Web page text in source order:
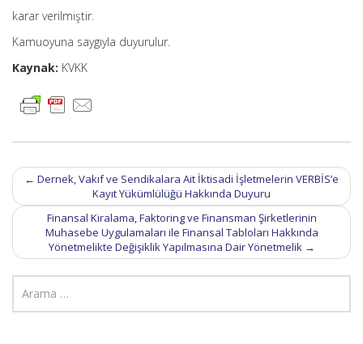
karar verilmiştir.
Kamuoyuna saygıyla duyurulur.
Kaynak: KVKK
Post
navigation
← Dernek, Vakıf ve Sendikalara Ait İktisadi İşletmelerin VERBİS’e
Kayıt Yükümlülüğü Hakkında Duyuru
Finansal Kiralama, Faktoring ve Finansman Şirketlerinin
Muhasebe Uygulamaları ile Finansal Tabloları Hakkında
Yönetmelikte Değişiklik Yapılmasına Dair Yönetmelik →